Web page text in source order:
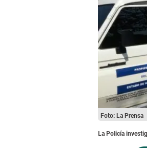
Foto: La Prensa
La Policía